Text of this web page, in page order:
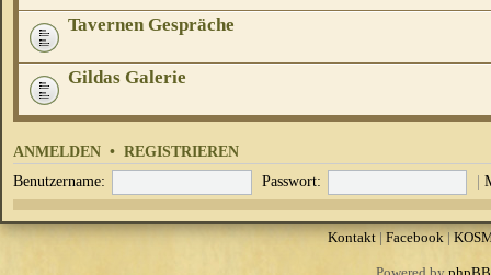
Tavernen Gespräche
Gildas Galerie
ANMELDEN • REGISTRIEREN
Benutzername: Passwort: |
Kontakt| Facebook|